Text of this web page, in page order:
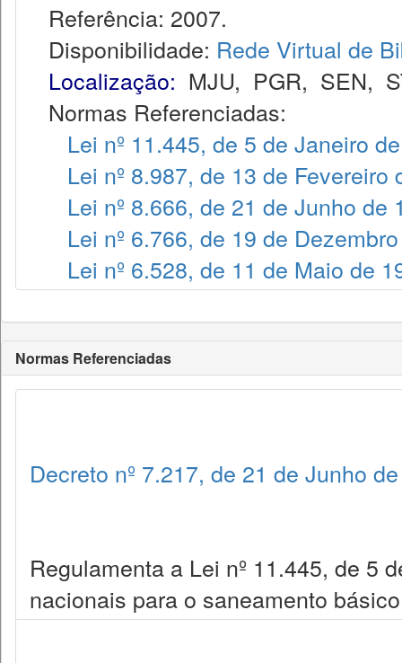
Referência: 2007.
Disponibilidade: Rede Virtual de
Localização: MJU, PGR, SEN,
Normas Referenciadas:
Lei nº 11.445, de 5 de Janeiro
Lei nº 8.987, de 13 de Fevereiro
Lei nº 8.666, de 21 de Junho de
Lei nº 6.766, de 19 de
Lei nº 6.528, de 11 de Maio de
Normas Referenciadas
Decreto nº 7.217, de 21 de Junho
Regulamenta a Lei nº 11.445, de 5
nacionais para o saneamento